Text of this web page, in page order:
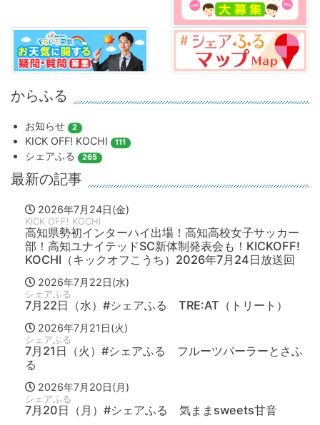
からふる
お知らせ 2
KICK OFF! KOCHI 111
シェアふる 265
最新の記事
2026年7月24日(金)
KICK OFF! KOCHI
高知県勢初インターハイ出場！高知高校女子サッカー
部！高知ユナイテッドSC新体制発表会も！KICKOFF!
KOCHI（キックオフこうち）2026年7月24日放送回
2026年7月22日(水)
シェアふる
7月22日（水）#シェアふる TRE:AT（トリート）
2026年7月21日(火)
シェアふる
7月21日（火）#シェアふる フルーツパーラーとさふ
る
2026年7月20日(月)
シェアふる
7月20日（月）#シェアふる 気ままsweets甘音